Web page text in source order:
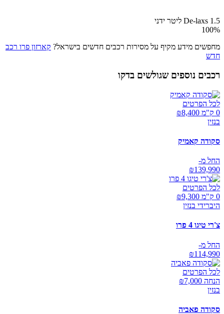
De-laxs 1.5 ליטר ידני
100%
מחפשים מידע מקיף על מסירות רכבים חדשים בישראל? קארזון פרו רכב
חדש
רכבים נוספים שגולשים בדקו
לכל הפרטים
0 ק"מ ₪
8,400
בנזין
סקודה קאמיק
החל מ-
₪139,990
לכל הפרטים
0 ק"מ ₪
9,300
היברידי בנזין
צ'רי טיגו 4 פרו
החל מ-
₪114,990
לכל הפרטים
הנחה ₪ 7,000
בנזין
סקודה פאביה